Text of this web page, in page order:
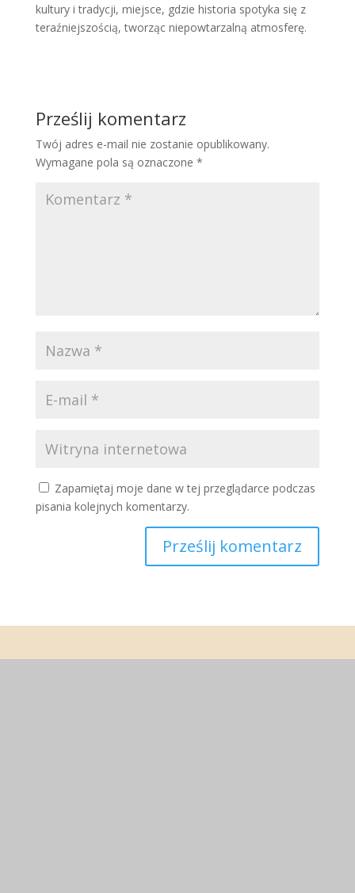
kultury i tradycji, miejsce, gdzie historia spotyka się z
teraźniejszością, tworząc niepowtarzalną atmosferę.
Prześlij komentarz
Twój adres e-mail nie zostanie opublikowany.
Wymagane pola są oznaczone *
Zapamiętaj moje dane w tej przeglądarce podczas
pisania kolejnych komentarzy.